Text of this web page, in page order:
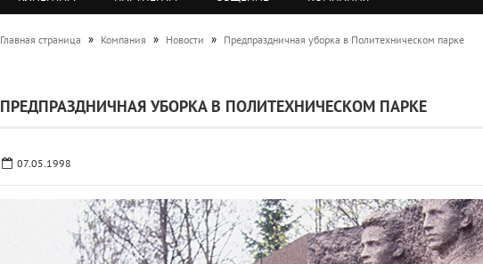
Главная страница » Компания » Новости » Предпраздничная уборка в Политехническом парке
ПРЕДПРАЗДНИЧНАЯ УБОРКА В ПОЛИТЕХНИЧЕСКОМ ПАРКЕ
07.05.1998